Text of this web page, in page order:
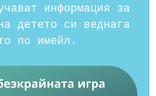
информация за
детето си веднага
по имейл.